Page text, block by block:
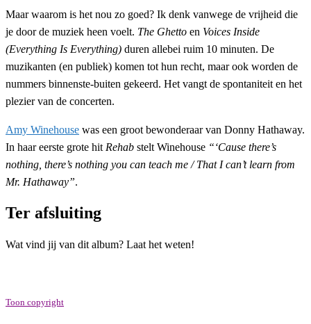
Maar waarom is het nou zo goed? Ik denk vanwege de vrijheid die
je door de muziek heen voelt. The Ghetto en Voices Inside
(Everything Is Everything) duren allebei ruim 10 minuten. De
muzikanten (en publiek) komen tot hun recht, maar ook worden de
nummers binnenste-buiten gekeerd. Het vangt de spontaniteit en het
plezier van de concerten.
Amy Winehouse was een groot bewonderaar van Donny Hathaway.
In haar eerste grote hit Rehab stelt Winehouse “‘Cause there’s
nothing, there’s nothing you can teach me / That I can’t learn from
Mr. Hathaway”.
Ter afsluiting
Wat vind jij van dit album? Laat het weten!
Toon copyright